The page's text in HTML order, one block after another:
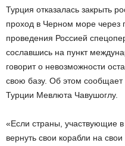
Турция отказалась закрыть
проход в Черном море
проведения Россией
сославшись на пункт
говорит о невозможности
свою базу. Об этом
Турции Мевлюта Чавушоглу.
«Если страны, участвующие
вернуть свои корабли на